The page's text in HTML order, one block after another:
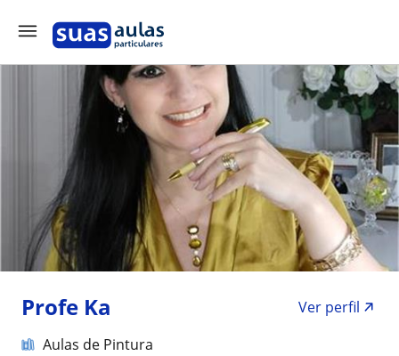
Profe Ka
Ver perfil
Aulas de Pintura